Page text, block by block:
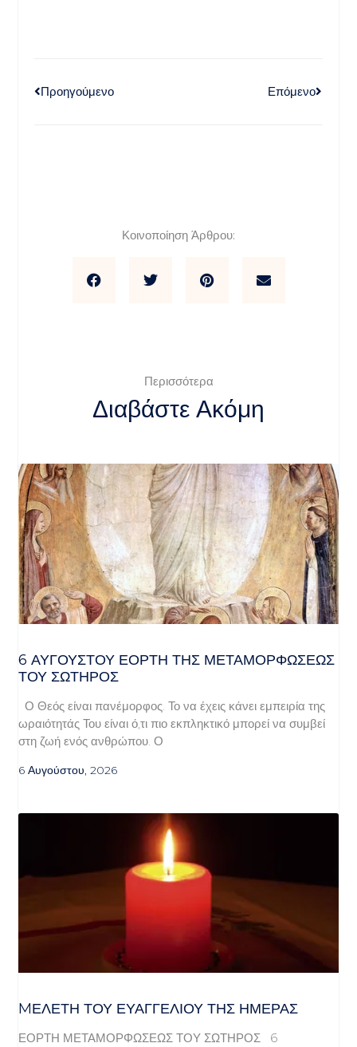
Προηγούμενο Επόμενο
Κοινοποίηση Άρθρου:
Περισσότερα
Διαβάστε Ακόμη
6 ΑΥΓΟΥΣΤΟΥ ΕΟΡΤΗ ΤΗΣ ΜΕΤΑΜΟΡΦΩΣΕΩΣ
ΤΟΥ ΣΩΤΗΡΟΣ
Ο Θεός είναι πανέμορφος. Το να έχεις κάνει εμπειρία της
ωραιότητάς Του είναι ό,τι πιο εκπληκτικό μπορεί να συμβεί
στη ζωή ενός ανθρώπου. Ο
6 Αυγούστου, 2026
MΕΛΈΤΗ ΤΟΥ ΕΥΑΓΓΕΛΊΟΥ ΤΗΣ ΗΜΈΡΑΣ
ΕΟΡΤΗ ΜΕΤΑΜΟΡΦΩΣΕΩΣ ΤΟΥ ΣΩΤΗΡΟΣ 6